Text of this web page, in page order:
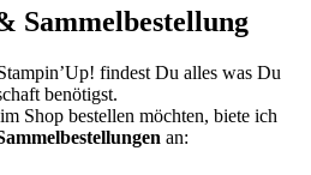
Sammelbestellung
findest Du alles was Du
benötigst.
Shop bestellen möchten, biete ich
an: